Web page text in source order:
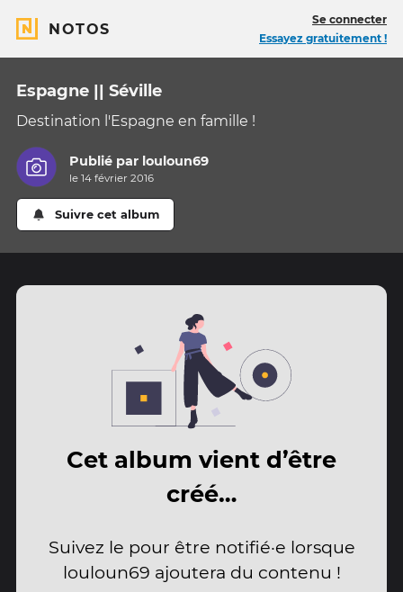
NOTOS
Se connecter
Essayez gratuitement !
Espagne || Séville
Destination l'Espagne en famille !
Publié par louloun69
le 14 février 2016
Suivre cet album
Cet album vient d’être
créé…
Suivez le pour être notifié·e lorsque
louloun69 ajoutera du contenu !